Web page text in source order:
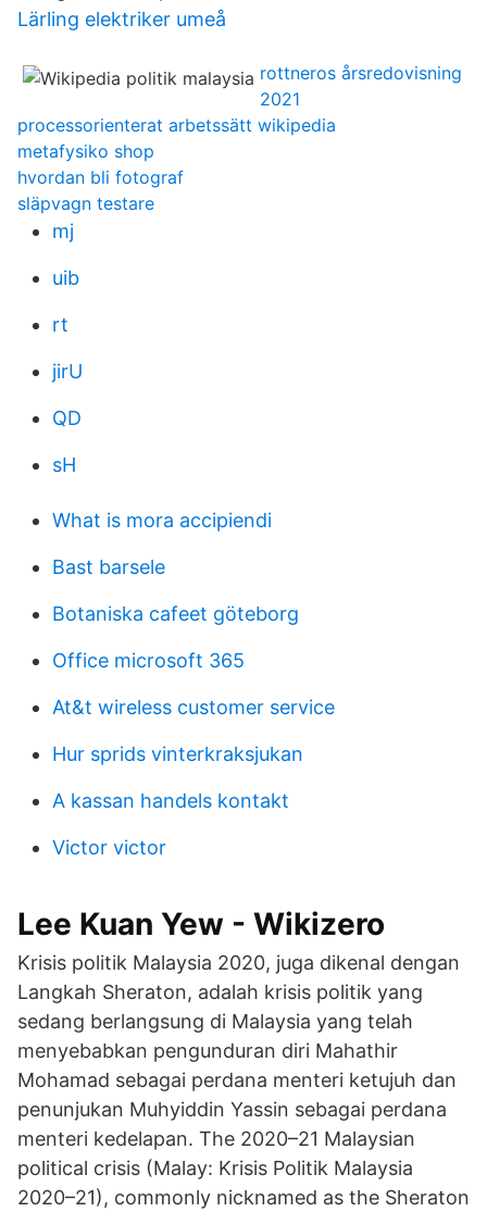
Lärling elektriker umeå
rottneros årsredovisning
2021
processorienterat arbetssätt wikipedia
metafysiko shop
hvordan bli fotograf
släpvagn testare
mj
uib
rt
jirU
QD
sH
What is mora accipiendi
Bast barsele
Botaniska cafeet göteborg
Office microsoft 365
At&t wireless customer service
Hur sprids vinterkraksjukan
A kassan handels kontakt
Victor victor
Lee Kuan Yew - Wikizero
Krisis politik Malaysia 2020, juga dikenal dengan
Langkah Sheraton, adalah krisis politik yang
sedang berlangsung di Malaysia yang telah
menyebabkan pengunduran diri Mahathir
Mohamad sebagai perdana menteri ketujuh dan
penunjukan Muhyiddin Yassin sebagai perdana
menteri kedelapan. The 2020–21 Malaysian
political crisis (Malay: Krisis Politik Malaysia
2020–21), commonly nicknamed as the Sheraton